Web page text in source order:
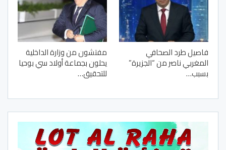
فاصيل طرد الصحافي
المغربي ناصر من “الجزيرة”
بسبب…
مفتشون من وزارة الداخلية
يحلون بجماعة أولاد سي بوحيا
للتحقيق…